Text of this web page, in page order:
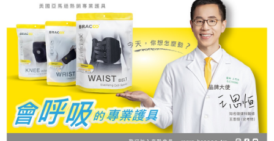
每筆NT$100，滿NT$799(含以上)免運費